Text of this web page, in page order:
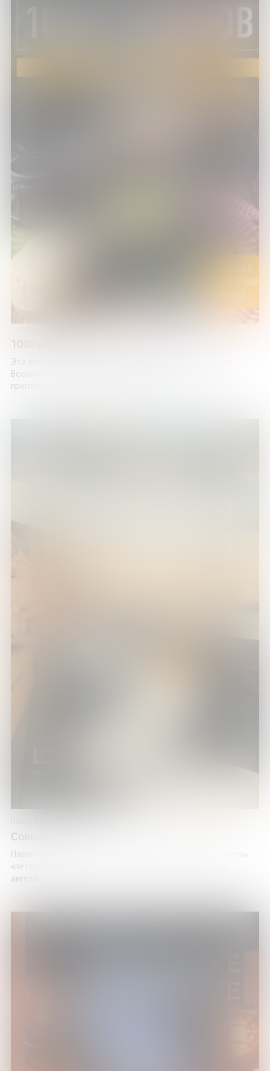
1000 рецептов на каждый день
Эта книга, в которой нуждается почти каждая хозяйка.
Весьма затруднительно каждый день думать, что бы
приготовить на следующий день. Здесь вы найдет ...
Совиная тропа
Павел Крусанов – прозаик, редактор, яркий представитель
«петербургских фундаменталистов», автор книг «Укус
ангела», ...